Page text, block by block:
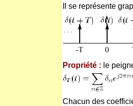
Il se représente
Propriété : le
Chacun des